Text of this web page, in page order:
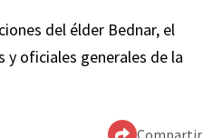
del élder Bednar, el
y oficiales generales de la